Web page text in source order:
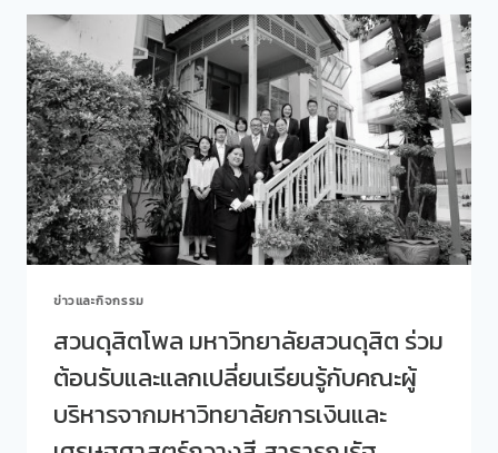
SYNC):
ปรับ
สมดุล
กาย-
ใจ
สร้าง
ระบบ
นิเวศ
แห่ง
ความ
สุข
ใน
:
คน
ไทย
กับ
ความ
หลาก
หลาย
ทาง
เพศ
2026
ข่าวและกิจกรรม
สวนดุสิตโพล มหาวิทยาลัยสวนดุสิต ร่วม
ต้อนรับและแลกเปลี่ยนเรียนรู้กับคณะผู้
บริหารจากมหาวิทยาลัยการเงินและ